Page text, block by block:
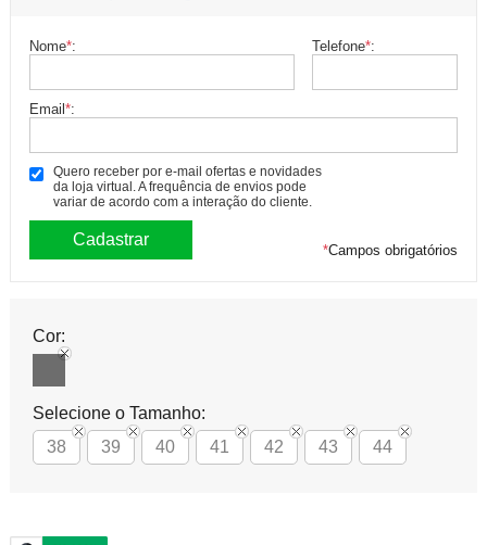
Nome*: Telefone*:
Email*:
Quero receber por e-mail ofertas e novidades
da loja virtual. A frequência de envios pode
variar de acordo com a interação do cliente.
*Campos obrigatórios
Cor:
Selecione o Tamanho:
38
39 40 41 42 43 44